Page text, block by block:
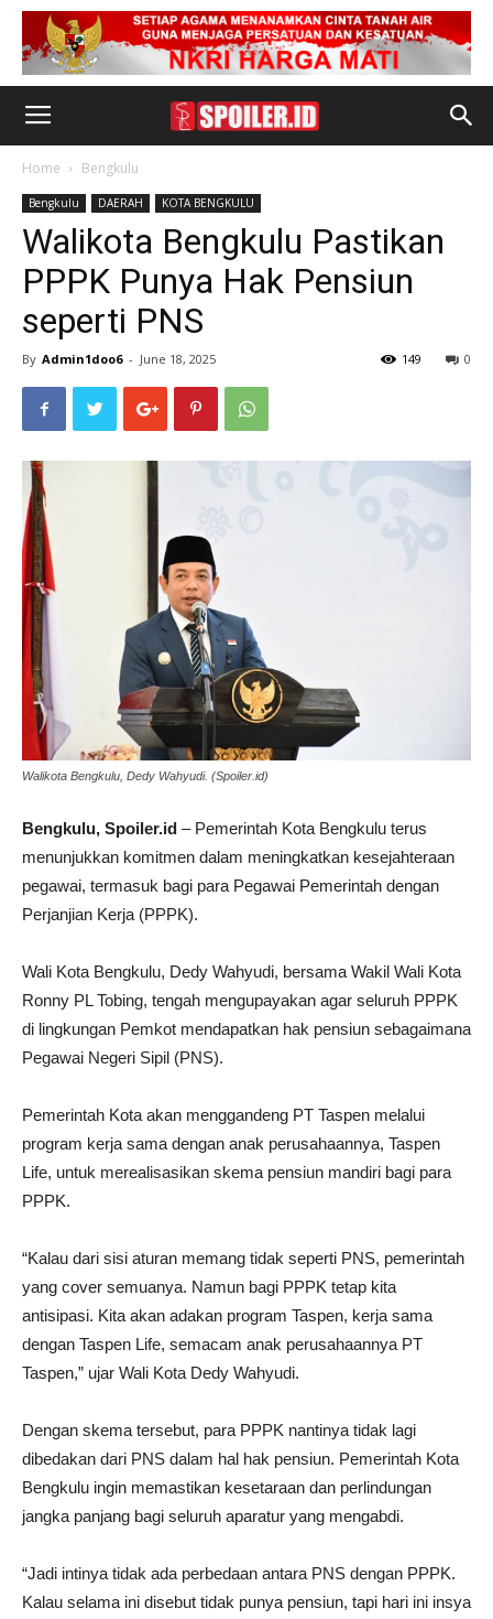
Home Bengkulu
Bengkulu DAERAH KOTA BENGKULU
Walikota Bengkulu Pastikan
PPPK Punya Hak Pensiun
seperti PNS
By Admin1doo6 - June 18, 2025 0
149
Walikota Bengkulu, Dedy Wahyudi. (Spoiler.id)
Bengkulu, Spoiler.id – Pemerintah Kota Bengkulu terus
menunjukkan komitmen dalam meningkatkan kesejahteraan
pegawai, termasuk bagi para Pegawai Pemerintah dengan
Perjanjian Kerja (PPPK).
Wali Kota Bengkulu, Dedy Wahyudi, bersama Wakil Wali Kota
Ronny PL Tobing, tengah mengupayakan agar seluruh PPPK
di lingkungan Pemkot mendapatkan hak pensiun sebagaimana
Pegawai Negeri Sipil (PNS).
Pemerintah Kota akan menggandeng PT Taspen melalui
program kerja sama dengan anak perusahaannya, Taspen
Life, untuk merealisasikan skema pensiun mandiri bagi para
PPPK.
“Kalau dari sisi aturan memang tidak seperti PNS, pemerintah
yang cover semuanya. Namun bagi PPPK tetap kita
antisipasi. Kita akan adakan program Taspen, kerja sama
dengan Taspen Life, semacam anak perusahaannya PT
Taspen,” ujar Wali Kota Dedy Wahyudi.
Dengan skema tersebut, para PPPK nantinya tidak lagi
dibedakan dari PNS dalam hal hak pensiun. Pemerintah Kota
Bengkulu ingin memastikan kesetaraan dan perlindungan
jangka panjang bagi seluruh aparatur yang mengabdi.
“Jadi intinya tidak ada perbedaan antara PNS dengan PPPK.
Kalau selama ini disebut tidak punya pensiun, tapi hari ini insya